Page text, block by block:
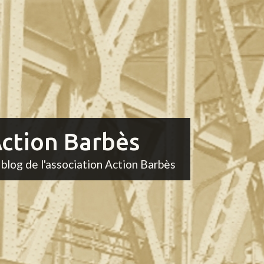
Barbès
de l'association Action Barbès